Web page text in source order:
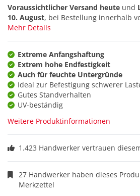
Voraussichtlicher Versand heute und
10. August, bei Bestellung innerhalb
Mehr Details
Extreme Anfangshaftung
Extrem hohe Endfestigkeit
Auch für feuchte Untergründe
Ideal zur Befestigung schwerer
Gutes Standverhalten
UV-beständig
Weitere Produktinformationen
1.423 Handwerker vertrauen
27 Handwerker haben dieses
Merkzettel